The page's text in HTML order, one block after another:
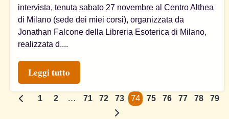
intervista, tenuta sabato 27 novembre al Centro Althea
di Milano (sede dei miei corsi), organizzata da
Jonathan Falcone della Libreria Esoterica di Milano,
realizzata d....
Leggi tutto
1 2 … 71 72 73 74 75 76 77 78 79